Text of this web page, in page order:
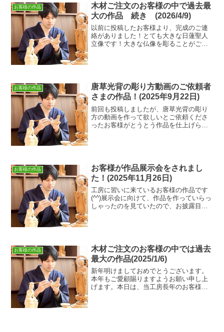
お客様の作品
木材ご注文のお客様の中で過去最
大の作品 続き (2026/4/9)
以前に投稿したお客様より、完成のご連
絡がありました！とても大きな日蓮聖人
立像です！大きな仏像を彫ることがご希
お客様の作品
唐草光背の彫り方動画のご依頼者
さまの作品！(2025年9月22日)
前回も投稿しましたが、唐草光背の彫り
方の動画を作って欲しいとご依頼くださ
ったお客様がとうとう作品を仕上げられ
お客様の作品
お客様が作品展示会をされまし
た！(2025年11月26日)
工房に習いに来ているお客様の作品です
(^^)展示会に向けて、作品を作っていらっ
しゃったのを見ていたので、お披露目に
お客様の作品
木材ご注文のお客様の中では過去
最大の作品(2025/1/6)
新年明けましておめでとうございます。
本年もご愛顧賜りますようお願い申し上
げます。本日は、当工房長年のお客様の